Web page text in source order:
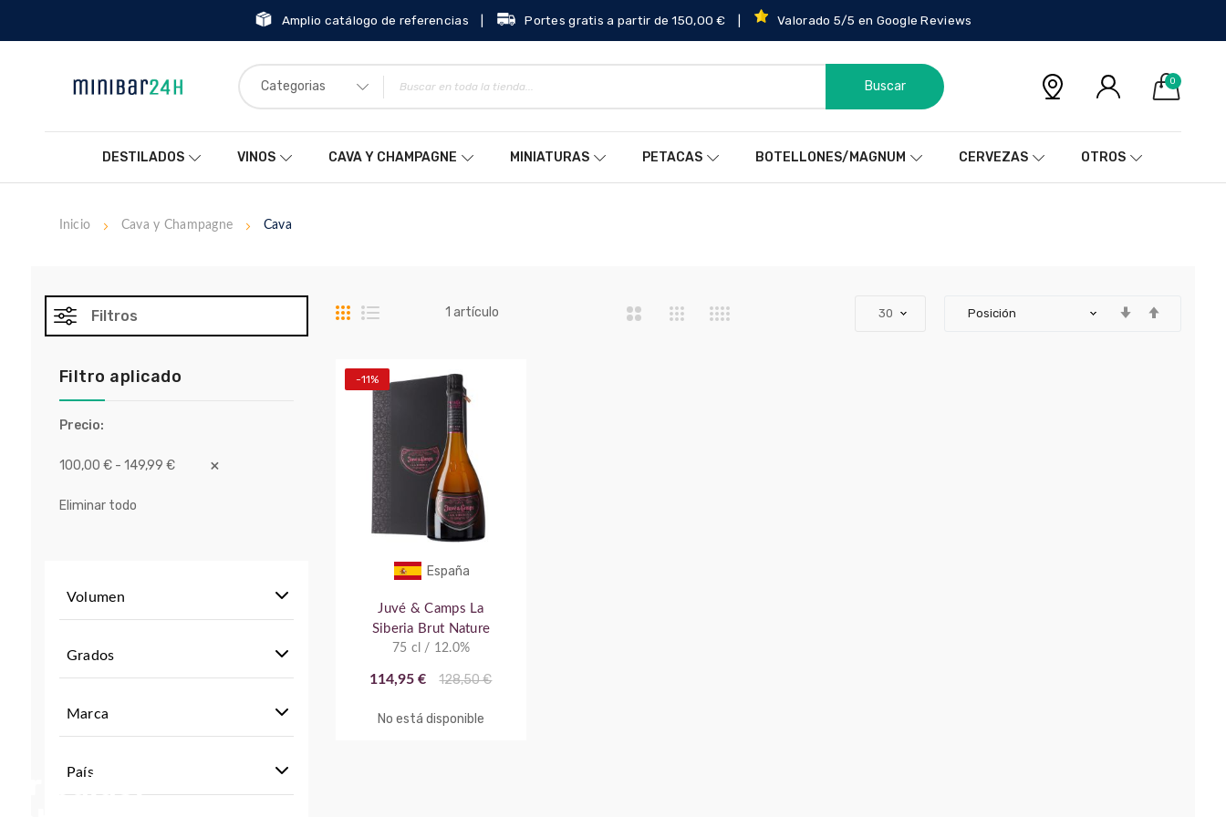
Amplio catálogo de referencias Portes gratis a partir de 150,00 € Valorado 5/5 en Google Reviews
0
Categorias Buscar
DESTILADOS VINOS CAVA Y CHAMPAGNE MINIATURAS PETACAS BOTELLONES/MAGNUM CERVEZAS OTROS
Inicio Cava y Champagne Cava
Parrilla 1 artículo
España
-11%
Juvé & Camps La
Siberia Brut Nature
75 cl / 12.0%
114,95 € 128,50 €
No está disponible
Filtros
Filtro aplicado
Precio
100,00 € - 149,99 €
Eliminar todo
Volumen
Grados
Marca
País